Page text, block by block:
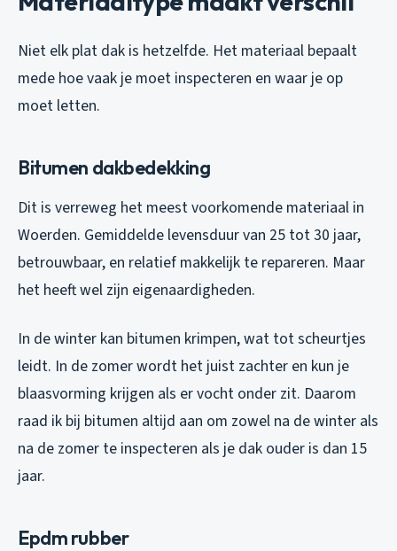
Niet elk plat dak is hetzelfde. Het materiaal bepaalt
mede hoe vaak je moet inspecteren en waar je op
moet letten.
Bitumen dakbedekking
Dit is verreweg het meest voorkomende materiaal in
Woerden. Gemiddelde levensduur van 25 tot 30 jaar,
betrouwbaar, en relatief makkelijk te repareren. Maar
het heeft wel zijn eigenaardigheden.
In de winter kan bitumen krimpen, wat tot scheurtjes
leidt. In de zomer wordt het juist zachter en kun je
blaasvorming krijgen als er vocht onder zit. Daarom
raad ik bij bitumen altijd aan om zowel na de winter als
na de zomer te inspecteren als je dak ouder is dan 15
jaar.
Epdm rubber